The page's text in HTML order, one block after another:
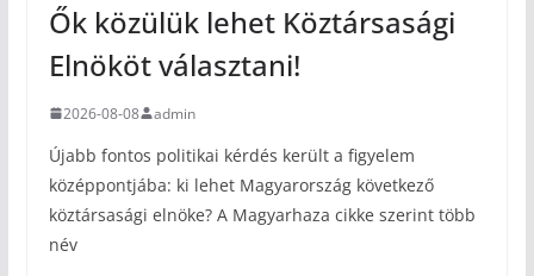
Ők közülük lehet Köztársasági
Elnököt választani!
2026-08-08 admin
Újabb fontos politikai kérdés került a figyelem
középpontjába: ki lehet Magyarország következő
köztársasági elnöke? A Magyarhaza cikke szerint több
név